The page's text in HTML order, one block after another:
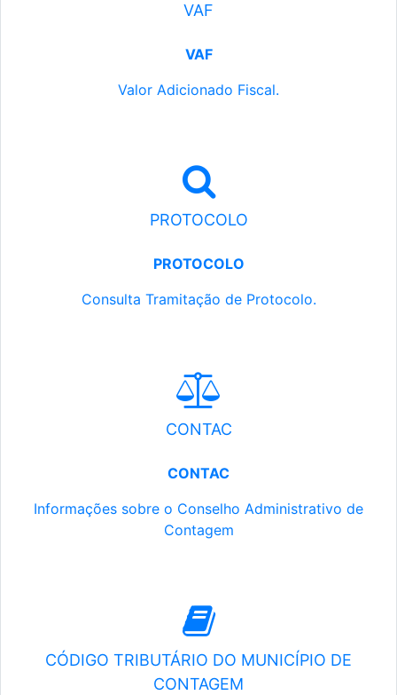
VAF
VAF
Valor Adicionado Fiscal.
PROTOCOLO
PROTOCOLO
Consulta Tramitação de Protocolo.
CONTAC
CONTAC
Informações sobre o Conselho Administrativo de
Contagem
CÓDIGO TRIBUTÁRIO DO MUNICÍPIO DE
CONTAGEM